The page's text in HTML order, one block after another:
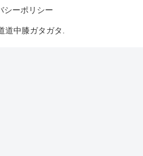
シーポリシー
道中膝ガタガタ.